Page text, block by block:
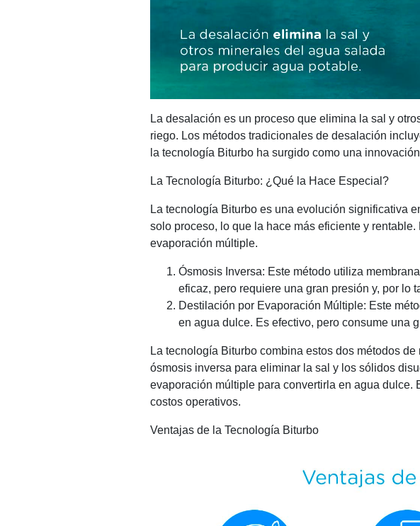
La desalación es un proceso que elimina la sal y
riego. Los métodos tradicionales de desalación
la tecnología Biturbo ha surgido como una
La Tecnología Biturbo: ¿Qué la Hace Especial?
La tecnología Biturbo es una evolución significativa
solo proceso, lo que la hace más eficiente y
evaporación múltiple.
Ósmosis Inversa: Este método utiliza
eficaz, pero requiere una gran presión y, por lo
Destilación por Evaporación Múltiple: Este
en agua dulce. Es efectivo, pero consume una
La tecnología Biturbo combina estos dos métodos
ósmosis inversa para eliminar la sal y los sólidos
evaporación múltiple para convertirla en agua
costos operativos.
Ventajas de la Tecnología Biturbo